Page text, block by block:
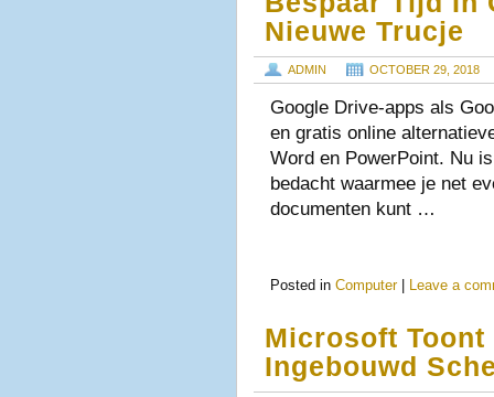
Nieuwe Trucje
ADMIN OCTOBER 29, 2018
Google Drive-apps als
en gratis online
Word en PowerPoint. Nu
bedacht waarmee je net
documenten kunt …
Posted in Computer Leave a
Microsoft Toont
Ingebouwd